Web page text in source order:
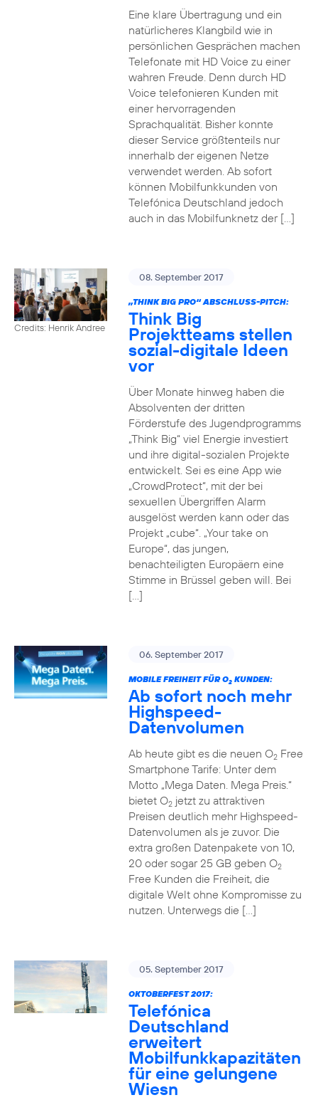
Eine klare Übertragung und ein
natürlicheres Klangbild wie in
persönlichen Gesprächen machen
Telefonate mit HD Voice zu einer
wahren Freude. Denn durch HD
Voice telefonieren Kunden mit
einer hervorragenden
Sprachqualität. Bisher konnte
dieser Service größtenteils nur
innerhalb der eigenen Netze
verwendet werden. Ab sofort
können Mobilfunkkunden von
Telefónica Deutschland jedoch
auch in das Mobilfunknetz der […]
Credits: Henrik Andree
08. September 2017
„THINK BIG PRO“ ABSCHLUSS-PITCH:
Think Big
Projektteams stellen
sozial-digitale Ideen
vor
Über Monate hinweg haben die
Absolventen der dritten
Förderstufe des Jugendprogramms
„Think Big“ viel Energie investiert
und ihre digital-sozialen Projekte
entwickelt. Sei es eine App wie
„CrowdProtect“, mit der bei
sexuellen Übergriffen Alarm
ausgelöst werden kann oder das
Projekt „cube“. „Your take on
Europe“, das jungen,
benachteiligten Europäern eine
Stimme in Brüssel geben will. Bei
[…]
06. September 2017
MOBILE FREIHEIT FÜR O2KUNDEN:
Ab sofort noch mehr
Highspeed-
Datenvolumen
Ab heute gibt es die neuen O2Free
Smartphone Tarife: Unter dem
Motto „Mega Daten. Mega Preis.“
bietet O2jetzt zu attraktiven
Preisen deutlich mehr Highspeed-
Datenvolumen als je zuvor. Die
extra großen Datenpakete von 10,
20 oder sogar 25 GB geben O2
Free Kunden die Freiheit, die
digitale Welt ohne Kompromisse zu
nutzen. Unterwegs die […]
05. September 2017
OKTOBERFEST 2017:
Telefónica
Deutschland
erweitert
Mobilfunkkapazitäten
für eine gelungene
Wiesn